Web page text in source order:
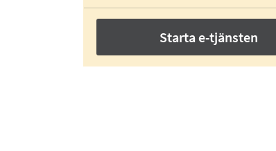
Starta e-tjänsten